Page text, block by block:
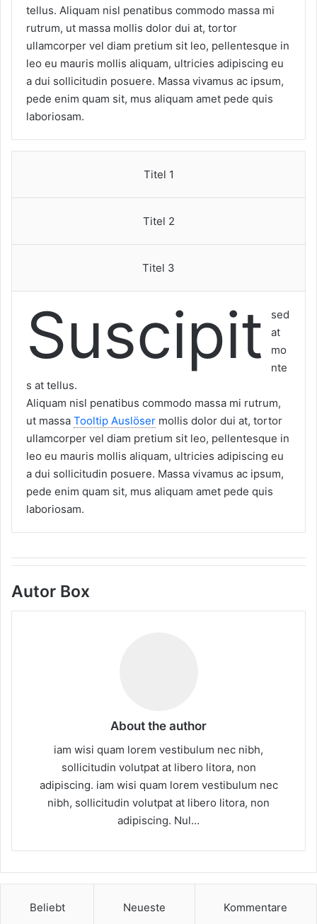
tellus. Aliquam nisl penatibus commodo massa mi
rutrum, ut massa mollis dolor dui at, tortor
ullamcorper vel diam pretium sit leo, pellentesque in
leo eu mauris mollis aliquam, ultricies adipiscing eu
a dui sollicitudin posuere. Massa vivamus ac ipsum,
pede enim quam sit, mus aliquam amet pede quis
laboriosam.
Titel 1
Titel 2
Titel 3
Suscipit
sed
at
mo
nte
s at tellus.
Aliquam nisl penatibus commodo massa mi rutrum,
ut massa Tooltip Auslöser mollis dolor dui at, tortor
ullamcorper vel diam pretium sit leo, pellentesque in
leo eu mauris mollis aliquam, ultricies adipiscing eu
a dui sollicitudin posuere. Massa vivamus ac ipsum,
pede enim quam sit, mus aliquam amet pede quis
laboriosam.
Autor Box
About the author
iam wisi quam lorem vestibulum nec nibh,
sollicitudin volutpat at libero litora, non
adipiscing. iam wisi quam lorem vestibulum nec
nibh, sollicitudin volutpat at libero litora, non
adipiscing. Nul…
Beliebt Neueste Kommentare